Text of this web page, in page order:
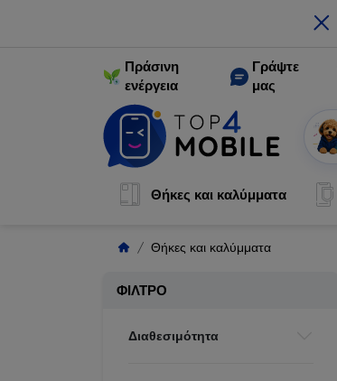
×
Πράσινη
ενέργεια
Γράψτε
μας
Θήκες και καλύμματα
Θήκες και καλύμματα
ΦΊΛΤΡΟ
Διαθεσιμότητα